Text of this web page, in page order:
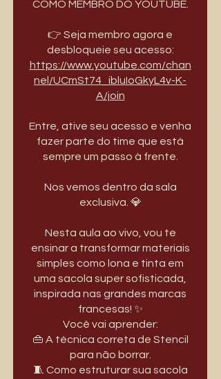
COMO MEMBRO DO YOUTUBE.
👉 Seja membro agora e
https://www.youtube.com/chan
nel/UCmSt74_ibluIoGkyL4v-K-
A/join
Entre, ative seu acesso e venha
fazer parte do time que está
sempre um passo à frente.
Nos vemos dentro da sala
exclusiva. 💎
Nesta aula ao vivo, vou te
ensinar a transformar materiais
simples como lona e tinta em
uma sacola super sofisticada,
inspirada nas grandes marcas
francesas! ✨
Você vai aprender:
👜 A técnica correta de Stencil
para não borrar.
🧵 Como estruturar sua sacola